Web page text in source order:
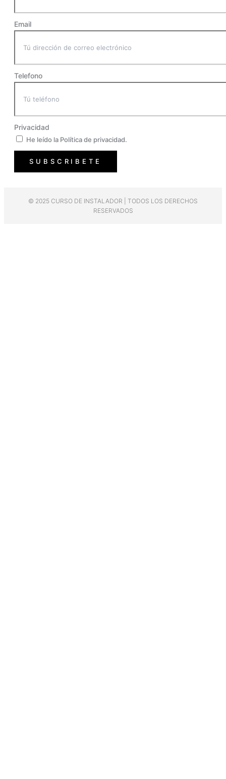
Email
Telefono
Privacidad
He leído la Política de privacidad.
SUBSCRIBETE
© 2025 CURSO DE INSTALADOR | TODOS LOS DERECHOS
RESERVADOS